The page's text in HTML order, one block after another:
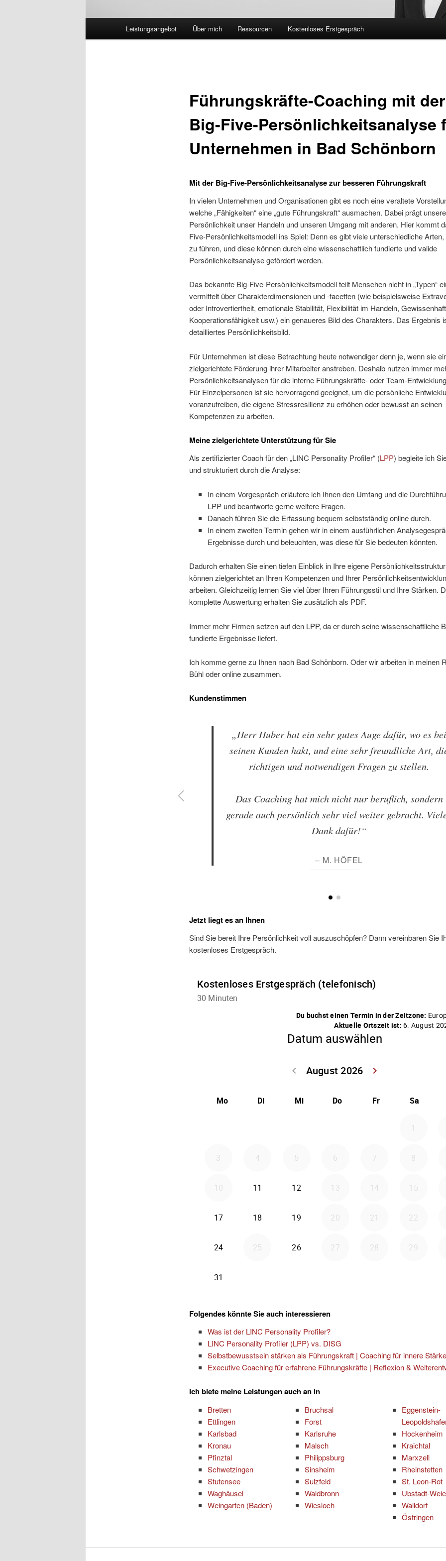
Leistungsangebot Über mich Ressourcen Kostenloses Erstgespräch
Führungskräfte-Coaching mit der
Big-Five-Persönlichkeitsanalyse
Unternehmen in Bad Schönborn
Mit der Big-Five-Persönlichkeitsanalyse zur besseren Führungskraft
In vielen Unternehmen und Organisationen gibt es noch eine veraltete
welche „Fähigkeiten“ eine „gute Führungskraft“ ausmachen. Dabei prägt unsere
Persönlichkeit unser Handeln und unseren Umgang mit anderen. Hier kommt
Five-Persönlichkeitsmodell ins Spiel: Denn es gibt viele unterschiedliche
zu führen, und diese können durch eine wissenschaftlich fundierte und valide
Persönlichkeitsanalyse gefördert werden.
Das bekannte Big-Five-Persönlichkeitsmodell teilt Menschen nicht in „Typen“
vermittelt über Charakterdimensionen und -facetten (wie beispielsweise
oder Introvertiertheit, emotionale Stabilität, Flexibilität im Handeln,
Kooperationsfähigkeit usw.) ein genaueres Bild des Charakters. Das Ergebnis
detailliertes Persönlichkeitsbild.
Für Unternehmen ist diese Betrachtung heute notwendiger denn je, wenn sie
zielgerichtete Förderung ihrer Mitarbeiter anstreben. Deshalb nutzen immer
Persönlichkeitsanalysen für die interne Führungskräfte- oder Team-
Für Einzelpersonen ist sie hervorragend geeignet, um die persönliche
voranzutreiben, die eigene Stressresilienz zu erhöhen oder bewusst an seinen
Kompetenzen zu arbeiten.
Meine zielgerichtete Unterstützung für Sie
Als zertifizierter Coach für den „LINC Personality Profiler“ (LPP) begleite ich
und strukturiert durch die Analyse:
In einem Vorgespräch erläutere ich Ihnen den Umfang und die
LPP und beantworte gerne weitere Fragen.
Danach führen Sie die Erfassung bequem selbstständig online durch.
In einem zweiten Termin gehen wir in einem ausführlichen
Ergebnisse durch und beleuchten, was diese für Sie bedeuten könnten.
Dadurch erhalten Sie einen tiefen Einblick in Ihre eigene
können zielgerichtet an Ihren Kompetenzen und Ihrer
arbeiten. Gleichzeitig lernen Sie viel über Ihren Führungsstil und Ihre Stärken.
komplette Auswertung erhalten Sie zusätzlich als PDF.
Immer mehr Firmen setzen auf den LPP, da er durch seine wissenschaftliche
fundierte Ergebnisse liefert.
Ich komme gerne zu Ihnen nach Bad Schönborn. Oder wir arbeiten in meinen
Bühl oder online zusammen.
Kundenstimmen
„Herr Huber hat ein sehr gutes Auge dafür, wo es
seinen Kunden hakt, und eine sehr freundliche Art,
richtigen und notwendigen Fragen zu stellen.
Das Coaching hat mich nicht nur beruflich, sondern
gerade auch persönlich sehr viel weiter gebracht.
Dank dafür!“
– M. HÖFEL
Jetzt liegt es an Ihnen
Sind Sie bereit Ihre Persönlichkeit voll auszuschöpfen? Dann vereinbaren Sie
kostenloses Erstgespräch.
Folgendes könnte Sie auch interessieren
Was ist der LINC Personality Profiler?
LINC Personality Profiler (LPP) vs. DISG
Selbstbewusstsein stärken als Führungskraft | Coaching für innere
Executive Coaching für erfahrene Führungskräfte | Reflexion &
Ich biete meine Leistungen auch an in
Bretten
Ettlingen
Karlsbad
Kronau
Pfinztal
Schwetzingen
Stutensee
Waghäusel
Weingarten (Baden)
Bruchsal
Forst
Karlsruhe
Malsch
Philippsburg
Sinsheim
Sulzfeld
Waldbronn
Wiesloch
Eggenstein-
Hockenheim
Kraichtal
Marxzell
Rheinstetten
St. Leon-Rot
Ubstadt-
Walldorf
Östringen